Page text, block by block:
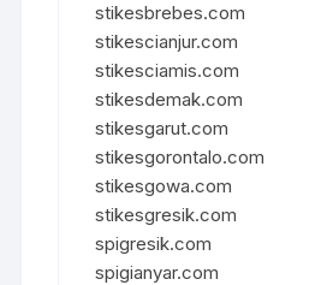
stikesbrebes.com
stikescianjur.com
stikesciamis.com
stikesdemak.com
stikesgarut.com
stikesgorontalo.com
stikesgowa.com
stikesgresik.com
spigresik.com
spigianyar.com